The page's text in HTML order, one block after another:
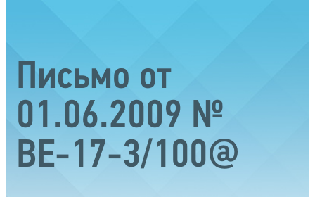
Письмо от
01.06.2009 №
ВЕ-17-3/100@